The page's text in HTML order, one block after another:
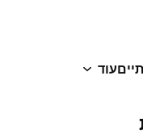
עוד